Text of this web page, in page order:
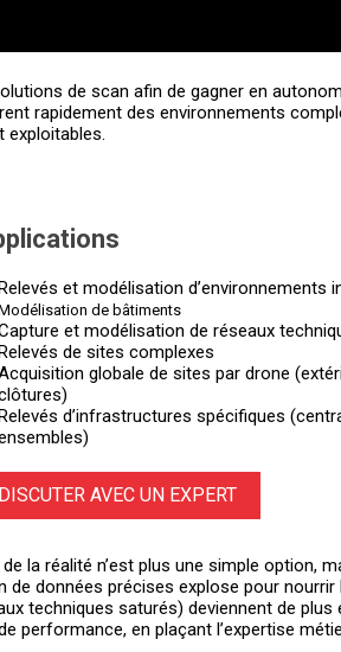
de scan afin de gagner en
rapidement des environnements
exploitables.
et modélisation d’environnements
de bâtiments
et modélisation de réseaux
de sites complexes
globale de sites par drone
d’infrastructures spécifiques
DISCUTER AVEC UN EXPERT
la réalité n’est plus une simple option,
données précises explose pour nourrir
techniques saturés) deviennent de plus
en plaçant l’expertise